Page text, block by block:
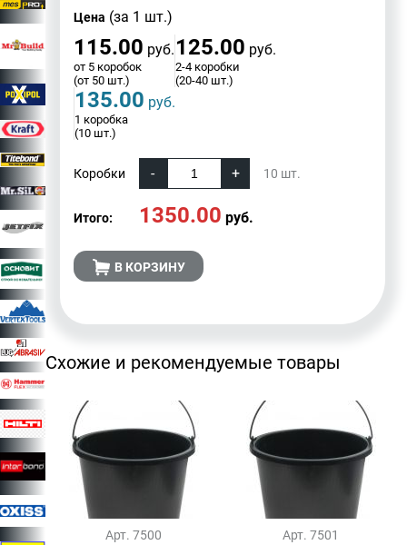
Цена (за 1 шт.)
115.00 руб.
от 5 коробок
(от 50 шт.)
125.00 руб.
2-4 коробки
(20-40 шт.)
135.00 руб.
1 коробка
(10 шт.)
Коробки 10 шт.
Итого: 1350.00 руб.
В КОРЗИНУ
Схожие и рекомендуемые товары
Арт. 7500 Арт. 7501